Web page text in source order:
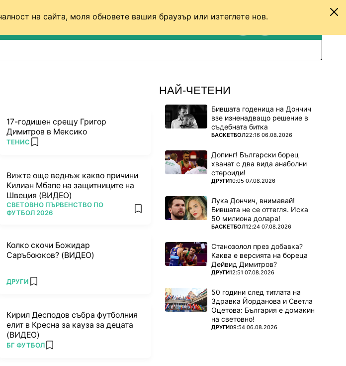
на сайта, моля обновете вашия браузър или изтеглете нов.
17-годишен срещу Григор
Димитров в Мексико
ПОВЕЧЕ ОТ
ТЕНИС add favorites
Вижте още веднъж какво причини
Килиан Мбапе на защитниците на
Швеция (ВИДЕО)
ПОВЕЧЕ ОТ
СВЕТОВНО ПЪРВЕНСТВО ПО
ФУТБОЛ 2026
add favorites
Колко скочи Божидар
Саръбоюков? (ВИДЕО)
ПОВЕЧЕ ОТ
ДРУГИ add favorites
Кирил Десподов събра футболния
елит в Кресна за кауза за децата
(ВИДЕО)
ПОВЕЧЕ ОТ
БГ ФУТБОЛ add favorites
НАЙ-ЧЕТЕНИ
Бившата годеница на Дончич
взе изненадващо решение в
съдебната битка
ПОВЕЧЕ ОТ
БАСКЕТБОЛ22:16 06.08.2026
Допинг! Български борец
хванат с два вида анаболни
стероиди!
ПОВЕЧЕ ОТ
ДРУГИ10:05 07.08.2026
Лука Дончич, внимавай!
Бившата не се оттегля. Иска
50 милиона долара!
ПОВЕЧЕ ОТ
БАСКЕТБОЛ12:24 07.08.2026
Станозолол през добавка?
Каква е версията на бореца
Дейвид Димитров?
ПОВЕЧЕ ОТ
ДРУГИ12:51 07.08.2026
50 години след титлата на
Здравка Йорданова и Светла
Оцетова: България е домакин
на световно!
ПОВЕЧЕ ОТ
ДРУГИ09:54 06.08.2026